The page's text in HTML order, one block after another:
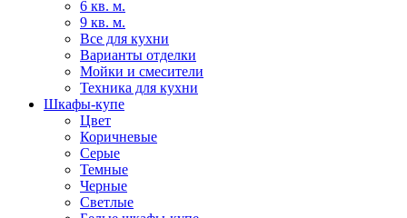
6 кв. м.
9 кв. м.
Все для кухни
Варианты отделки
Мойки и смесители
Техника для кухни
Шкафы-купе
Цвет
Коричневые
Серые
Темные
Черные
Светлые